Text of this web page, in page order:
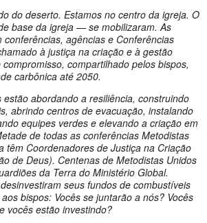
do deserto. Estamos no centro da igreja. O
base da igreja — se mobilizaram. As
conferências, agências e Conferências
à justiça na criação e à gestão
compartilhado pelos bispos,
carbônica até 2050.
estão abordando a resiliência, construindo
abrindo centros de evacuação, instalando
equipes verdes e elevando a criação em
de todas as conferências Metodistas
têm Coordenadores de Justiça na Criação
de Deus). Centenas de Metodistas Unidos
da Terra do Ministério Global.
seus fundos de combustíveis
bispos: Vocês se juntarão a nós? Vocês
vocês estão investindo?